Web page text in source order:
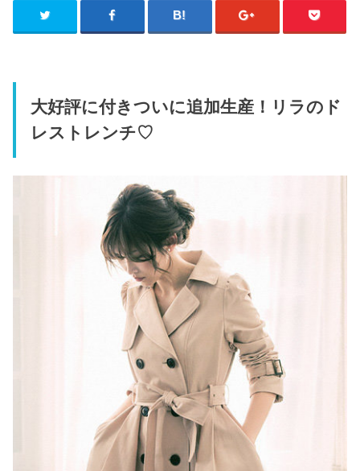
大好評に付きついに追加生産！リラのド
レストレンチ♡